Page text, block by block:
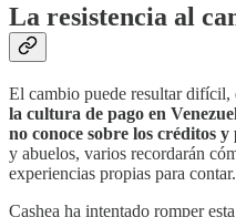
La resistencia al
El cambio puede resultar difícil,
la cultura de pago en
no conoce sobre los créditos y
y abuelos, varios recordarán
experiencias propias para contar.
Cashea ha intentado romper